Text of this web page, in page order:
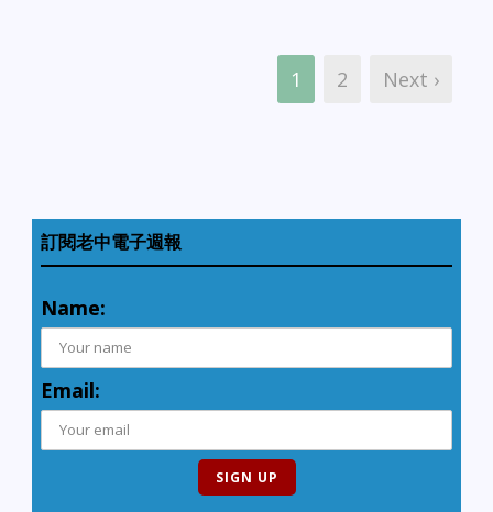
1 2 Next ›
訂閱老中電子週報
Name:
Email: